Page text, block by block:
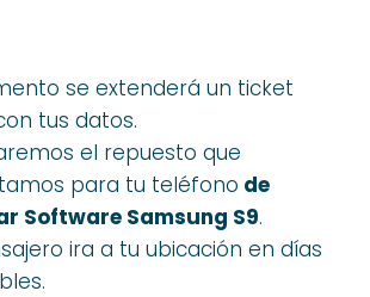
se extenderá un ticket
tus datos.
el repuesto que
para tu teléfono de
Software Samsung S9.
ira a tu ubicación en días